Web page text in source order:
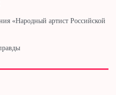
«Народный артист Российской